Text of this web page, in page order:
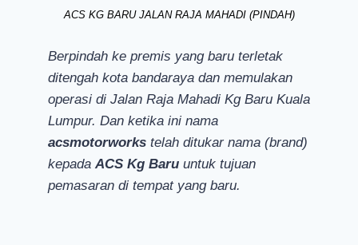
ACS KG BARU JALAN RAJA MAHADI (PINDAH)
Berpindah ke premis yang baru terletak
ditengah kota bandaraya dan memulakan
operasi di Jalan Raja Mahadi Kg Baru Kuala
Lumpur. Dan ketika ini nama
acsmotorworks telah ditukar nama (brand)
kepada ACS Kg Baru untuk tujuan
pemasaran di tempat yang baru.